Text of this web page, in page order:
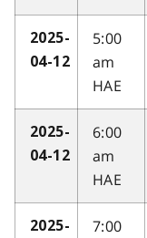
2025-
04-12
5:00
am
HAE
2025-
04-12
6:00
am
HAE
2025-
7:00